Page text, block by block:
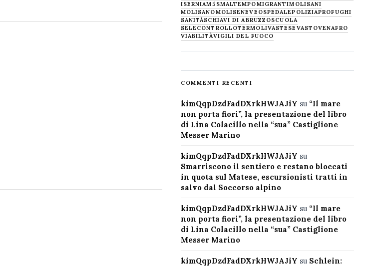
ISERNIAM5SMALTEMPOMIGRANTIMOLISANI
MOLISANOMOLISENEVE OSPEDALEPOLIZIAPROFUGHI
SANITÀSCHIAVI DI ABRUZZOSCUOLA
SELECONTROLLOTERMOLIVASTESE VASTOVENAFRO
VIABILITÀVIGILI DEL FUOCO
COMMENTI RECENTI
kimQqpDzdFadDXrkHWJAJiY su “Il mare
non porta fiori”, la presentazione del libro
di Lina Colacillo nella “sua” Castiglione
Messer Marino
kimQqpDzdFadDXrkHWJAJiY su
Smarriscono il sentiero e restano bloccati
in quota sul Matese, escursionisti tratti in
salvo dal Soccorso alpino
kimQqpDzdFadDXrkHWJAJiY su “Il mare
non porta fiori”, la presentazione del libro
di Lina Colacillo nella “sua” Castiglione
Messer Marino
kimQqpDzdFadDXrkHWJAJiY su Schlein: